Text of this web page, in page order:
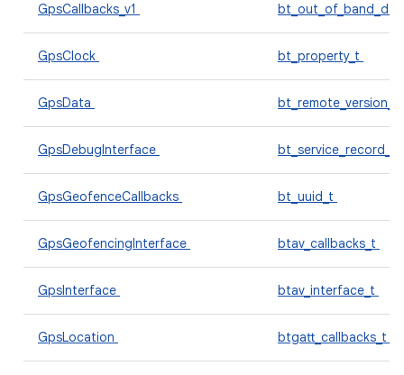
GpsCallbacks_v1
GpsClock bt_property_t
GpsData bt_remote_version_t
GpsDebugInterface bt_service_record_t
GpsGeofenceCallbacks bt_uuid_t
GpsGeofencingInterface btav_callbacks_t
GpsInterface btav_interface_t
GpsLocation btgatt_callbacks_t